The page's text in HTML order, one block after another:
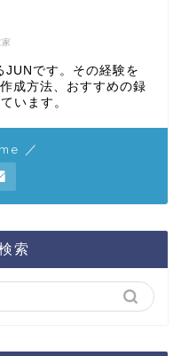
です。その経験を
成方法、おすすめの録
います。
／
索